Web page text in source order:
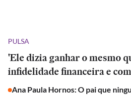
PULSA
'Ele dizia ganhar o mesmo
infidelidade financeira e
Ana Paula Hornos: O pai que